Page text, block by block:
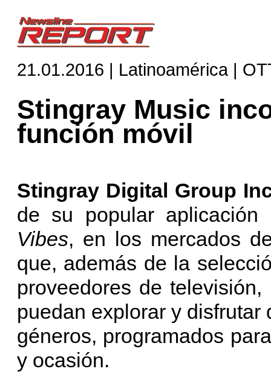
21.01.2016 | Latinoamérica |
Stingray Music
función móvil
Stingray Digital Group
de su popular
Vibes, en los mercados
que, además de la
proveedores de
puedan explorar y
géneros, programados
y ocasión.